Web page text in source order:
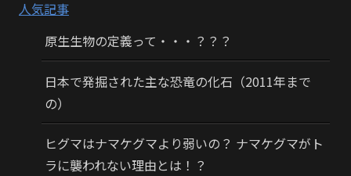
人気記事
原生生物の定義って・・・？？？
日本で発掘された主な恐竜の化石（2011年まで
の）
ヒグマはナマケグマより弱いの？ ナマケグマがト
ラに襲われない理由とは！？